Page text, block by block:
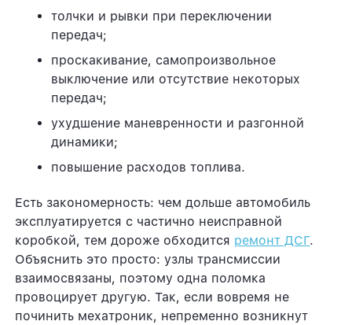
толчки и рывки при переключении
передач;
проскакивание, самопроизвольное
выключение или отсутствие некоторых
передач;
ухудшение маневренности и разгонной
динамики;
повышение расходов топлива.
Есть закономерность: чем дольше автомобиль
эксплуатируется с частично неисправной
коробкой, тем дороже обходится ремонт ДСГ.
Объяснить это просто: узлы трансмиссии
взаимосвязаны, поэтому одна поломка
провоцирует другую. Так, если вовремя не
починить мехатроник, непременно возникнут